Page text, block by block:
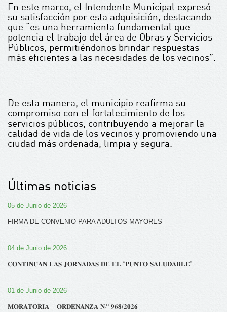
En este marco, el Intendente Municipal expresó
su satisfacción por esta adquisición, destacando
que “es una herramienta fundamental que
potencia el trabajo del área de Obras y Servicios
Públicos, permitiéndonos brindar respuestas
más eficientes a las necesidades de los vecinos”.
De esta manera, el municipio reafirma su
compromiso con el fortalecimiento de los
servicios públicos, contribuyendo a mejorar la
calidad de vida de los vecinos y promoviendo una
ciudad más ordenada, limpia y segura.
Últimas noticias
05 de Junio de 2026
FIRMA DE CONVENIO PARA ADULTOS MAYORES
04 de Junio de 2026
𝐂𝐎𝐍𝐓𝐈𝐍𝐔́𝐀𝐍 𝐋𝐀𝐒 𝐉𝐎𝐑𝐍𝐀𝐃𝐀𝐒 𝐃𝐄 𝐄𝐋 “𝐏𝐔𝐍𝐓𝐎 𝐒𝐀𝐋𝐔𝐃𝐀𝐁𝐋𝐄”
01 de Junio de 2026
𝐌𝐎𝐑𝐀𝐓𝐎𝐑𝐈𝐀 – 𝐎𝐑𝐃𝐄𝐍𝐀𝐍𝐙𝐀 𝐍‧º 𝟗𝟔𝟖/𝟐𝟎𝟐𝟔